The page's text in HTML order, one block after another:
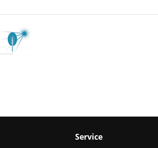
Service